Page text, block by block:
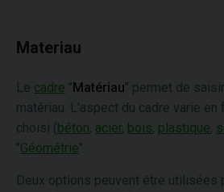
Materiau
Le cadre "Matériau" permet de
matériau. L'aspect du cadre varie en
choisi ( béton, acier, bois, plastique,
"Géométrie".
Deux options peuvent être utilisées